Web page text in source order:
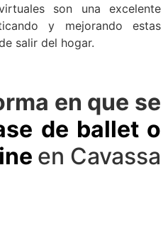
son una excelente
y mejorando estas
salir del hogar.
en que se
de ballet o
en Cavassa